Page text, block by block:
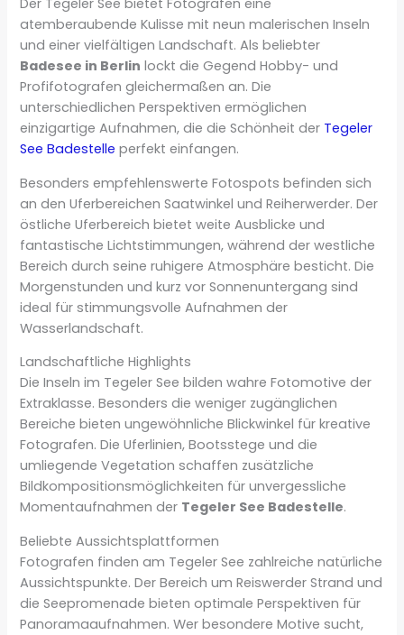
Der Tegeler See bietet Fotografen eine
atemberaubende Kulisse mit neun malerischen Inseln
und einer vielfältigen Landschaft. Als beliebter
Badesee in Berlin lockt die Gegend Hobby- und
Profifotografen gleichermaßen an. Die
unterschiedlichen Perspektiven ermöglichen
einzigartige Aufnahmen, die die Schönheit der Tegeler
See Badestelle perfekt einfangen.
Besonders empfehlenswerte Fotospots befinden sich
an den Uferbereichen Saatwinkel und Reiherwerder. Der
östliche Uferbereich bietet weite Ausblicke und
fantastische Lichtstimmungen, während der westliche
Bereich durch seine ruhigere Atmosphäre besticht. Die
Morgenstunden und kurz vor Sonnenuntergang sind
ideal für stimmungsvolle Aufnahmen der
Wasserlandschaft.
Landschaftliche Highlights
Die Inseln im Tegeler See bilden wahre Fotomotive der
Extraklasse. Besonders die weniger zugänglichen
Bereiche bieten ungewöhnliche Blickwinkel für kreative
Fotografen. Die Uferlinien, Bootsstege und die
umliegende Vegetation schaffen zusätzliche
Bildkompositionsmöglichkeiten für unvergessliche
Momentaufnahmen der Tegeler See Badestelle.
Beliebte Aussichtsplattformen
Fotografen finden am Tegeler See zahlreiche natürliche
Aussichtspunkte. Der Bereich um Reiswerder Strand und
die Seepromenade bieten optimale Perspektiven für
Panoramaaufnahmen. Wer besondere Motive sucht,